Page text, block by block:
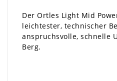
Der Ortles Light Mid
leichtester, technischer
anspruchsvolle, schnelle
Berg.